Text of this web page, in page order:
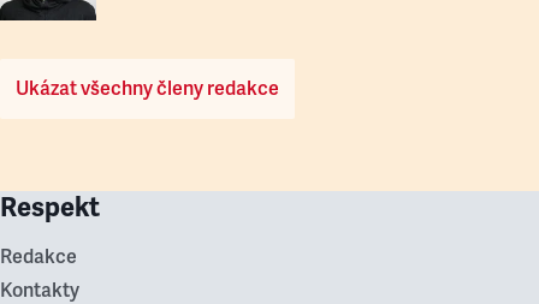
Ukázat všechny členy redakce
Respekt
Redakce
Kontakty